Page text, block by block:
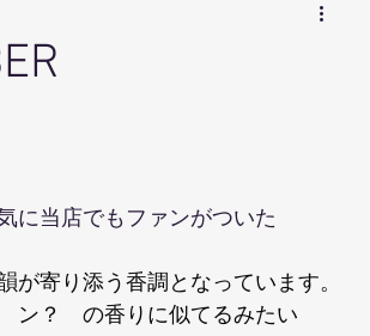
に当店でもファンがついた
寄り添う香調となっています。
ン？　の香りに似てるみたい